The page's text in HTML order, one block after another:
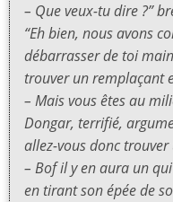
– Que veux-tu dire ?”
“Eh bien, nous avons
débarrasser de toi
trouver un remplaçant
– Mais vous êtes au
Dongar, terrifié,
allez-vous donc
– Bof il y en aura un
en tirant son épée de